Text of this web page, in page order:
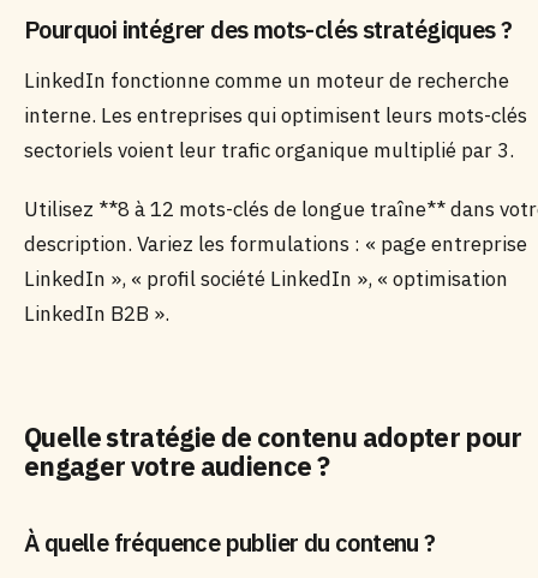
Pourquoi intégrer des mots-clés stratégiques ?
LinkedIn fonctionne comme un moteur de recherche
interne. Les entreprises qui optimisent leurs mots-clés
sectoriels voient leur trafic organique multiplié par 3.
Utilisez **8 à 12 mots-clés de longue traîne** dans
description. Variez les formulations : « page entreprise
LinkedIn », « profil société LinkedIn », « optimisation
LinkedIn B2B ».
Quelle stratégie de contenu adopter pour
engager votre audience ?
À quelle fréquence publier du contenu ?